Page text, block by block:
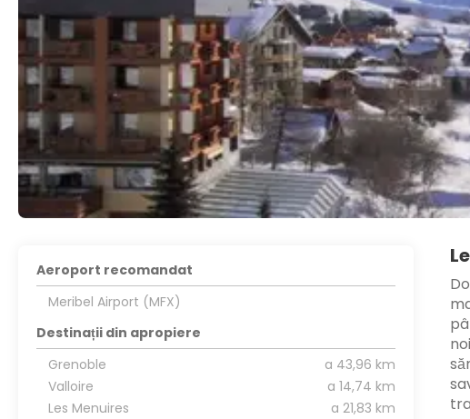
Aeroport recomandat
Meribel Airport (MFX)
Destinații din apropiere
Grenoble
a 43,96 km
Valloire
a 14,74 km
Les Menuires
a 21,83 km